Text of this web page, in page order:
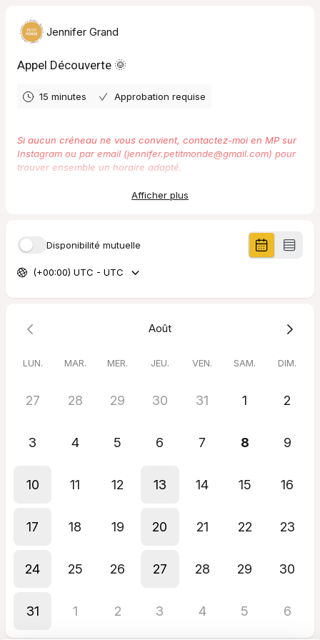
Jennifer Grand
Appel Découverte 🌞
15 minutes Approbation requise
Si aucun créneau ne vous convient, contactez-moi en MP sur
Instagram ou par email (jennifer.petitmonde@gmail.com) pour
trouver ensemble un horaire adapté.
Vous avez besoin d'une confirmation avant de réserver?
Choisissez un créneau dans mon agenda pour un temps
Durée
Je vous appelle sur votre téléphone via WhatsApp (en visio) ou
À très vite,
Afficher plus
Disponibilité mutuelle
(+00:00) UTC - UTC
Août
LUN. MAR. MER. JEU. VEN. SAM. DIM.
27 28 29 30 31 1 2
3 4 5 6 7 8 9
10 11 12 13 14 15 16
17 18 19 20 21 22 23
24 25 26 27 28 29 30
31 1 2 3 4 5 6